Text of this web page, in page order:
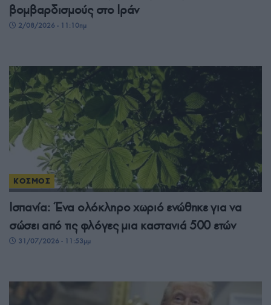
βομβαρδισμούς στο Ιράν
2/08/2026 - 11:10πμ
ΚΟΣΜΟΣ
Ισπανία: Ένα ολόκληρο χωριό ενώθηκε για να
σώσει από τις φλόγες μια καστανιά 500 ετών
31/07/2026 - 11:53μμ